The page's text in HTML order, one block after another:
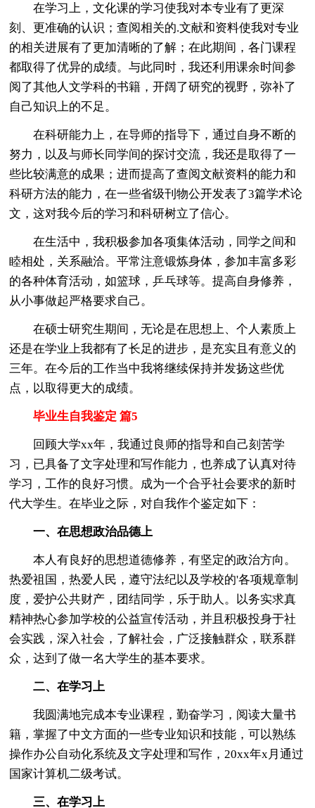
在学习上，文化课的学习使我对本专业有了更深
刻、更准确的认识；查阅相关的.文献和资料使我对专业
的相关进展有了更加清晰的了解；在此期间，各门课程
都取得了优异的成绩。与此同时，我还利用课余时间参
阅了其他人文学科的书籍，开阔了研究的视野，弥补了
自己知识上的不足。
在科研能力上，在导师的指导下，通过自身不断的
努力，以及与师长同学间的探讨交流，我还是取得了一
些比较满意的成果；进而提高了查阅文献资料的能力和
科研方法的能力，在一些省级刊物公开发表了3篇学术论
文，这对我今后的学习和科研树立了信心。
在生活中，我积极参加各项集体活动，同学之间和
睦相处，关系融洽。平常注意锻炼身体，参加丰富多彩
的各种体育活动，如篮球，乒乓球等。提高自身修养，
从小事做起严格要求自己。
在硕士研究生期间，无论是在思想上、个人素质上
还是在学业上我都有了长足的进步，是充实且有意义的
三年。在今后的工作当中我将继续保持并发扬这些优
点，以取得更大的成绩。
毕业生自我鉴定 篇5
回顾大学xx年，我通过良师的指导和自己刻苦学
习，已具备了文字处理和写作能力，也养成了认真对待
学习，工作的良好习惯。成为一个合乎社会要求的新时
代大学生。在毕业之际，对自我作个鉴定如下：
一、在思想政治品德上
本人有良好的思想道德修养，有坚定的政治方向。
热爱祖国，热爱人民，遵守法纪以及学校的'各项规章制
度，爱护公共财产，团结同学，乐于助人。以务实求真
精神热心参加学校的公益宣传活动，并且积极投身于社
会实践，深入社会，了解社会，广泛接触群众，联系群
众，达到了做一名大学生的基本要求。
二、在学习上
我圆满地完成本专业课程，勤奋学习，阅读大量书
籍，掌握了中文方面的一些专业知识和技能，可以熟练
操作办公自动化系统及文字处理和写作，20xx年x月通过
国家计算机二级考试。
三、在学习上